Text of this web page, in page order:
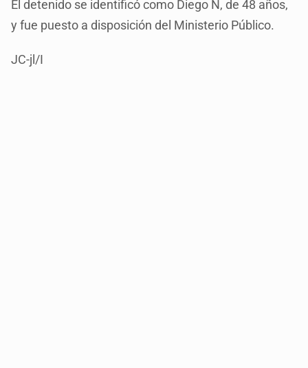
El detenido se identificó como Diego N, de 48 años,
y fue puesto a disposición del Ministerio Público.
JC-jl/I